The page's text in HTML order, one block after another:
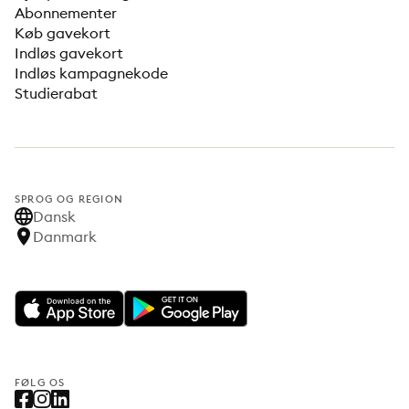
Abonnementer
Køb gavekort
Indløs gavekort
Indløs kampagnekode
Studierabat
SPROG OG REGION
Dansk
Danmark
FØLG OS